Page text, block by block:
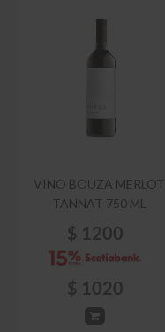
VINO BOUZA MERLOT
TANNAT 750 ML
$ 1200
$ 1020